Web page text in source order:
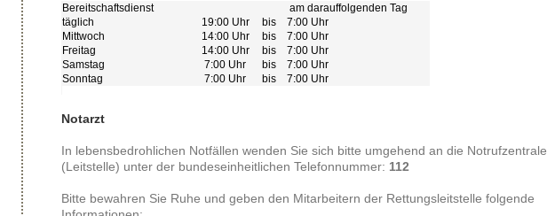
Bereitschaftsdienst
am darauffolgenden Tag
täglich
19:00 Uhr bis
7:00 Uhr
Mittwoch
14:00 Uhr bis
7:00 Uhr
Freitag
14:00 Uhr bis
7:00 Uhr
Samstag
7:00 Uhr bis
7:00 Uhr
Sonntag
7:00 Uhr bis 7:00 Uhr
Notarzt
In lebensbedrohlichen Notfällen wenden Sie sich bitte umgehend an die Notrufzentrale
(Leitstelle) unter der bundeseinheitlichen Telefonnummer: 112
Bitte bewahren Sie Ruhe und geben den Mitarbeitern der Rettungsleitstelle folgende